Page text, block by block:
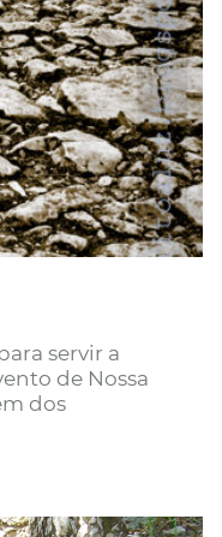
servir a
de Nossa
dos